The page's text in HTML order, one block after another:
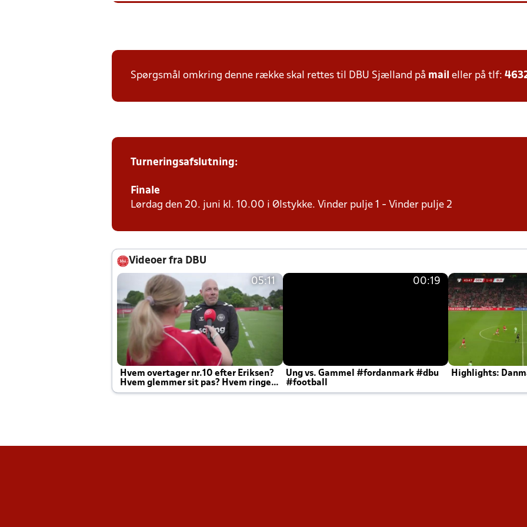
Spørgsmål omkring denne række skal rettes til DBU Sjælland på mail eller på tlf:
Turneringsafslutning:
Finale
Lørdag den 20. juni kl. 10.00 i Ølstykke. Vinder pulje 1 - Vinder pulje 2
Videoer fra DBU
05:11
Hvem overtager nr.10 efter Eriksen?
Hvem glemmer sit pas? Hvem ringer
Joachim altid til efter kampe?
00:19
Ung vs. Gammel #fordanmark #dbu
#football
Highlights: